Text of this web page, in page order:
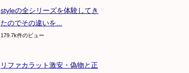
styleの全シリーズを体験してき
たのでその違いを...
179.7k件のビュー
リファカラット激安・偽物と正